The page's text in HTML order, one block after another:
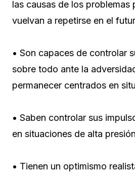
las causas de los problemas
vuelvan a repetirse en el
• Son capaces de controlar
sobre todo ante la
permanecer centrados en
• Saben controlar sus
en situaciones de alta
• Tienen un optimismo